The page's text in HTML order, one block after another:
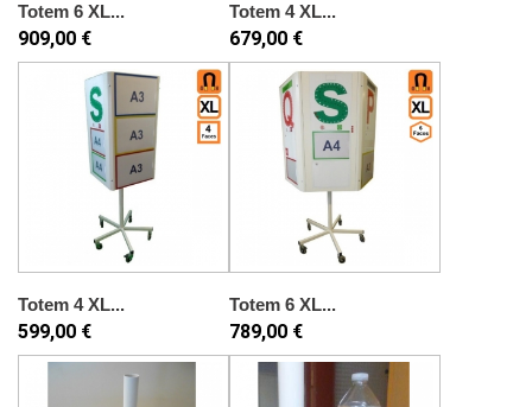
Totem 6 XL...
909,00 €
Totem 4 XL...
679,00 €
Totem 4 XL...
599,00 €
Totem 6 XL...
789,00 €